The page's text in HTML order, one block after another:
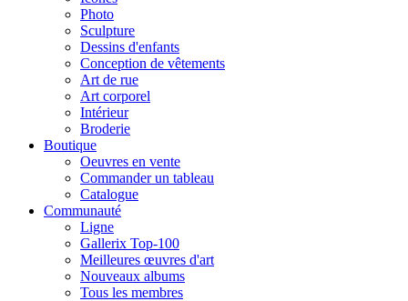
Photo
Sculpture
Dessins d'enfants
Conception de vêtements
Art de rue
Art corporel
Intérieur
Broderie
Boutique
Oeuvres en vente
Commander un tableau
Catalogue
Communauté
Ligne
Gallerix Top-100
Meilleures œuvres d'art
Nouveaux albums
Tous les membres